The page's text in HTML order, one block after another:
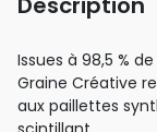
Issues à 98,5 %
Graine Créative
aux paillettes